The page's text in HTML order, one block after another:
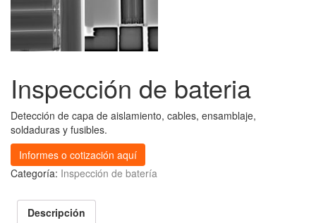
Inspección de bateria
Detección de capa de aislamiento, cables, ensamblaje,
soldaduras y fusibles.
Informes o cotización aquí
Categoría: Inspección de batería
Descripción